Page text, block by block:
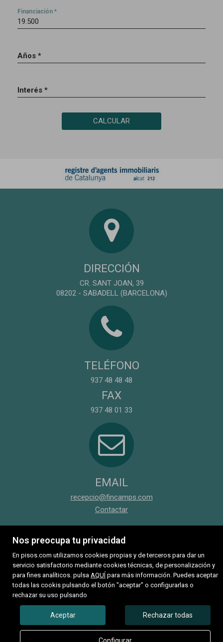
Nos preocupa tu privacidad
En pisos.com utilizamos cookies propias y de terceros para dar un
servicio satisfactorio mediante cookies técnicas, de personalización y
para fines analíticos. pulsa AQUÍ para más información. Puedes aceptar
todas las cookis pulsando el botón "aceptar" o configurarlas o
rechazar su uso pulsando
Aceptar Rechazar todas
Financiación *
Años *
Interés *
CALCULAR
DIRECCIÓN
CR. SANT JOAN, 39
08202 - SABADELL (BARCELONA)
TELÉFONO
937 48 48 48
FAX
937 48 01 33
EMAIL
recepcio@fincamps.com
Contactar